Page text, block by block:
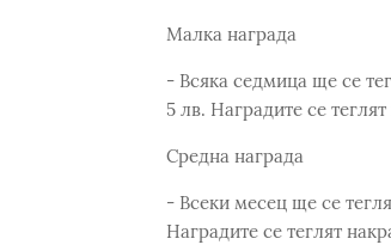
Малка награда
- Всяка седмица ще се
5 лв. Наградите се
Средна награда
- Всеки месец ще се
Наградите се теглят